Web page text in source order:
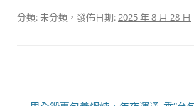
分類: 未分類，發佈日期:2025 年 8 月 28 日